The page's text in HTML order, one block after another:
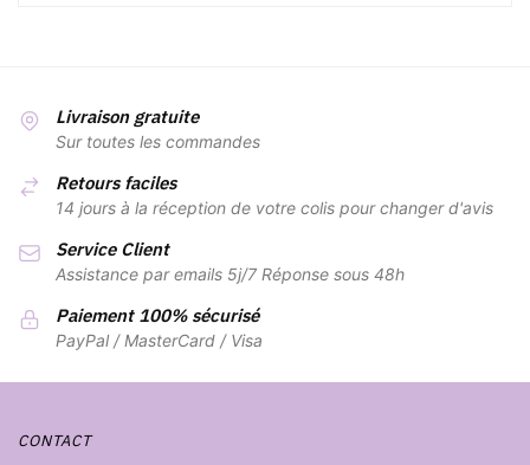
Livraison gratuite
Sur toutes les commandes
Retours faciles
14 jours à la réception de votre colis pour changer d'avis
Service Client
Assistance par emails 5j/7 Réponse sous 48h
Paiement 100% sécurisé
PayPal / MasterCard / Visa
CONTACT